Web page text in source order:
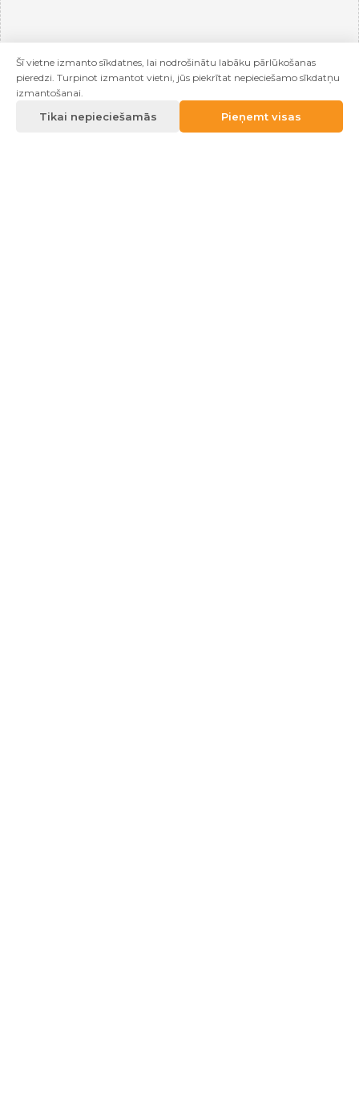
Šī vietne izmanto sīkdatnes, lai nodrošinātu labāku pārlūkošanas
pieredzi. Turpinot izmantot vietni, jūs piekrītat nepieciešamo sīkdatņu
izmantošanai.
Tikai nepieciešamās Pieņemt visas